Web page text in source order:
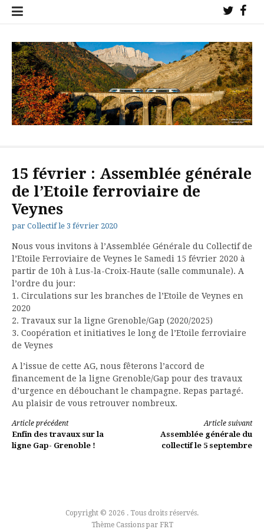
Aller
Twitter
!
!
trains sur nos lignes !
15 février : Assemblée générale
de l’Etoile ferroviaire de
Veynes
par Collectif le 3 février 2020
Nous vous invitons à l’Assemblée Générale du Collectif de
l’Etoile Ferroviaire de Veynes le Samedi 15 février 2020 à
partir de 10h à Lus-la-Croix-Haute (salle communale). A
l’ordre du jour:
1. Circulations sur les branches de l’Etoile de Veynes en
2020
2. Travaux sur la ligne Grenoble/Gap (2020/2025)
3. Coopération et initiatives le long de l’Etoile ferroviaire
de Veynes
A l’issue de cette AG, nous fêterons l’accord de
financement de la ligne Grenoble/Gap pour des travaux
d’urgence en débouchant le champagne. Repas partagé.
Au plaisir de vous retrouver nombreux.
Lire
la
Article précédent
Enfin des travaux sur la
ligne Gap- Grenoble !
Article suivant
Assemblée générale du
collectif le 5 septembre
Copyright © 2026 . Tous droits réservés.
Thème Cassions par FRT